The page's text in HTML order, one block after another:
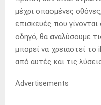
μέχρι σπασμένες
επισκευές που
οδηγό, θα αναλύσουμε
μπορεί να χρειαστεί
από αυτές και τις
Advertisements